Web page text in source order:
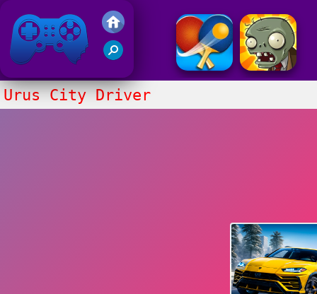
Gry Friv 5
Urus City Driver